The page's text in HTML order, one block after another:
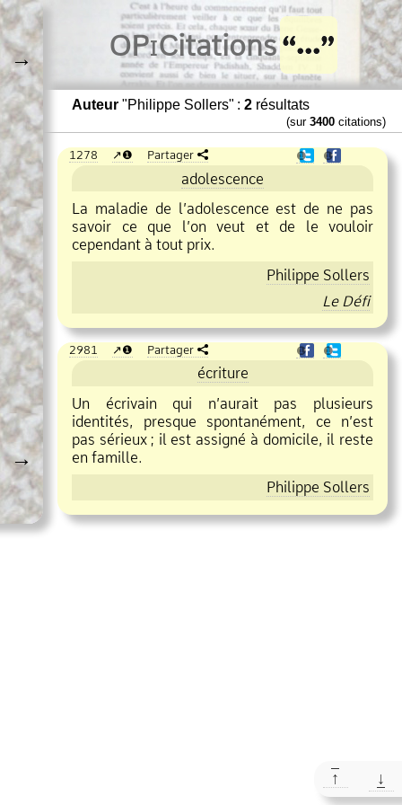
→
→
OPiCitations
Auteur "Philippe Sollers" : 2 résultats
(sur 3400 citations)
1278 ❶ Partager ❶ ❶
adolescence
La maladie de l’adolescence est de ne pas
savoir ce que l’on veut et de le vouloir
cependant à tout prix.
Philippe Sollers
Le Défi
2981 ❶ Partager ❶ ❶
écriture
Un écrivain qui n’aurait pas plusieurs
identités, presque spontanément, ce n’est
pas sérieux; il est assigné à domicile, il reste
en famille.
Philippe Sollers
↑ ↓